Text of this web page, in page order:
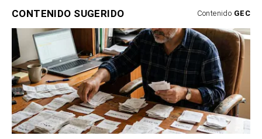
CONTENIDO SUGERIDO Contenido GEC